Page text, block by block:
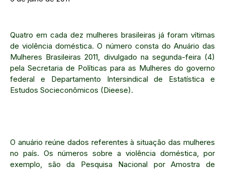
Quatro em cada dez mulheres brasileiras já foram vítimas
de violência doméstica. O número consta do Anuário das
Mulheres Brasileiras 2011, divulgado na segunda-feira (4)
pela Secretaria de Políticas para as Mulheres do governo
federal e Departamento Intersindical de Estatística e
Estudos Socieconômicos (Dieese).
O anuário reúne dados referentes à situação das mulheres
no país. Os números sobre a violência doméstica, por
exemplo, são da Pesquisa Nacional por Amostra de